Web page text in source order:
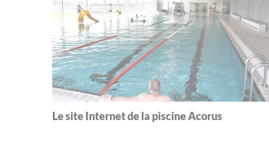
Le site Internet de la piscine Acorus